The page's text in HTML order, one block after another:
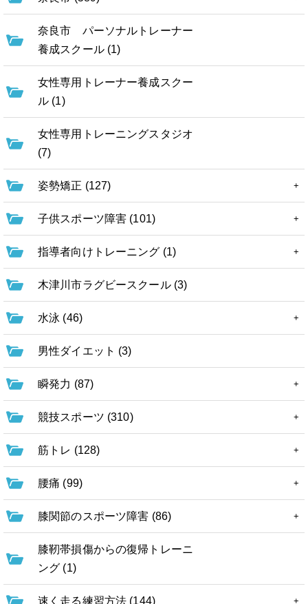
奈良市 パーソナルトレーナー
養成スクール (1)
女性専用トレーナー養成スクー
ル (1)
女性専用トレーニングスタジオ
(7)
姿勢矯正 (127)
子供スポーツ障害 (101)
指導者向けトレーニング (1)
木津川市ラグビースクール (3)
水泳 (46)
男性ダイエット (3)
瞬発力 (87)
競技スポーツ (310)
筋トレ (128)
腰痛 (99)
膝関節のスポーツ障害 (86)
膝靭帯損傷からの復帰トレーニ
ング (1)
速く走る練習方法 (144)